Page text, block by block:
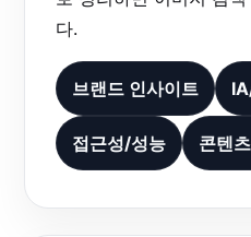
다.
브랜드 인사이트
접근성/성능 콘텐